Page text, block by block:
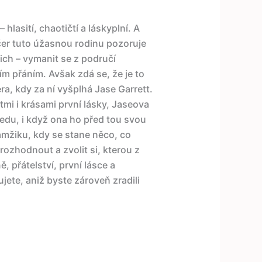
hlasití, chaotičtí a láskyplní. A
tuto úžasnou rodinu pozoruje
– vymanit se z područí
přáním. Avšak zdá se, že je to
kdy za ní vyšplhá Jase Garrett.
i krásami první lásky, Jaseova
i když ona ho před tou svou
kdy se stane něco, co
a zvolit si, kterou z
přátelství, první lásce a
aniž byste zároveň zradili